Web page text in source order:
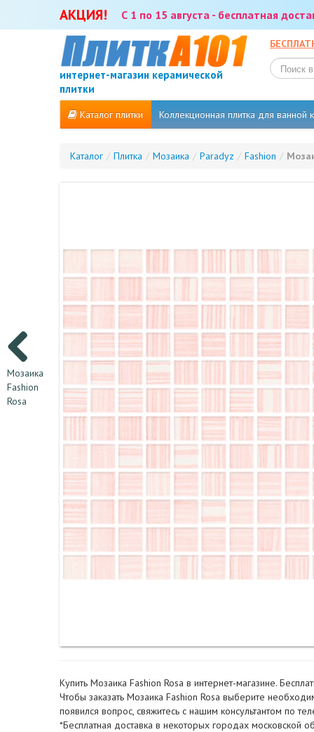
АКЦИЯ! С 1 по 15 августа - бесплатная
интернет-магазин керамической
плитки
Каталог плитки Коллекционная плитка для ванной
Каталог / Плитка / Мозаика / Paradyz / Fashion /
Мозаика
Fashion
Rosa
Купить Мозаика Fashion Rosa в интернет-магазине.
Чтобы заказать Мозаика Fashion Rosa выберите
появился вопрос, свяжитесь с нашим консультантом по
*Бесплатная доставка в некоторых городах московской